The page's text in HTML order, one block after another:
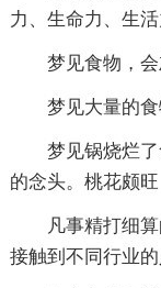
力、生命力、生活
梦见食物，会
梦见大量的食
梦见锅烧烂
的念头。桃花颇
凡事精打细
接触到不同行业